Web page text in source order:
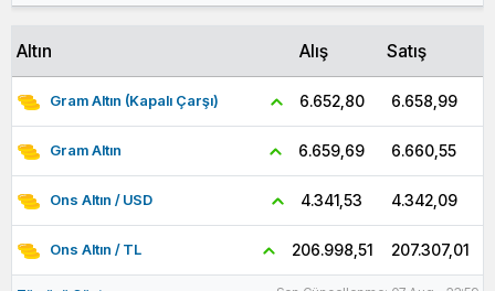
Altın Alış Satış
Gram Altın (Kapalı Çarşı) 6.652,80 6.658,99
Gram Altın 6.659,69 6.660,55
Ons Altın / USD 4.341,53 4.342,09
Ons Altın / TL 206.998,51 207.307,01